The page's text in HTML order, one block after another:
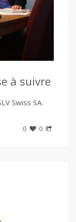
à suivre
Swiss SA.
0 0